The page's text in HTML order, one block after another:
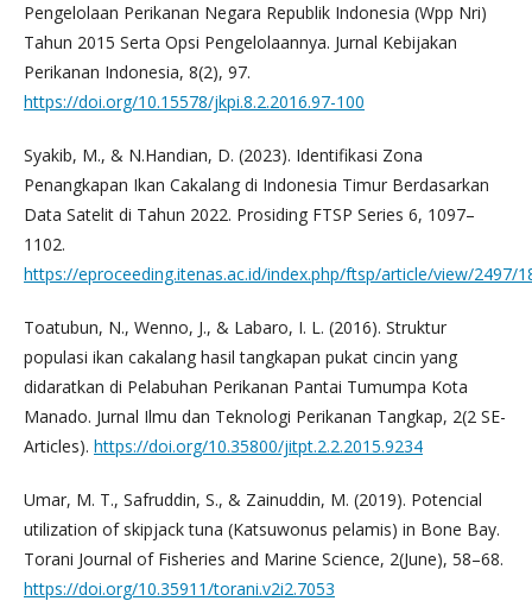
Pengelolaan Perikanan Negara Republik Indonesia (Wpp Nri)
Tahun 2015 Serta Opsi Pengelolaannya. Jurnal Kebijakan
Perikanan Indonesia, 8(2), 97.
https://doi.org/10.15578/jkpi.8.2.2016.97-100
Syakib, M., & N.Handian, D. (2023). Identifikasi Zona
Penangkapan Ikan Cakalang di Indonesia Timur Berdasarkan
Data Satelit di Tahun 2022. Prosiding FTSP Series 6, 1097–
1102.
https://eproceeding.itenas.ac.id/index.php/ftsp/article/view/2497/
Toatubun, N., Wenno, J., & Labaro, I. L. (2016). Struktur
populasi ikan cakalang hasil tangkapan pukat cincin yang
didaratkan di Pelabuhan Perikanan Pantai Tumumpa Kota
Manado. Jurnal Ilmu dan Teknologi Perikanan Tangkap, 2(2 SE-
Articles). https://doi.org/10.35800/jitpt.2.2.2015.9234
Umar, M. T., Safruddin, S., & Zainuddin, M. (2019). Potencial
utilization of skipjack tuna (Katsuwonus pelamis) in Bone Bay.
Torani Journal of Fisheries and Marine Science, 2(June), 58–68.
https://doi.org/10.35911/torani.v2i2.7053